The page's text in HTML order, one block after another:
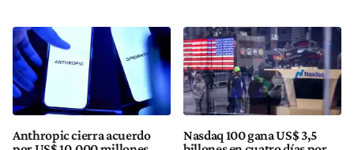
Anthropic cierra acuerdo
Nasdaq 100 gana US$ 3,5